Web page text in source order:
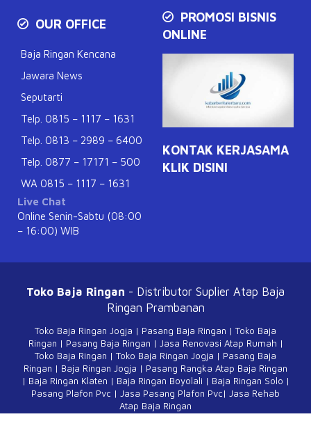
OUR OFFICE
Baja Ringan Kencana
Jawara News
Seputarti
Telp. 0815 – 1117 – 1631
Telp. 0813 – 2989 – 6400
Telp. 0877 – 17171 – 500
WA 0815 – 1117 – 1631
Live Chat
Online Senin-Sabtu (08:00
– 16:00) WIB
PROMOSI BISNIS
ONLINE
KONTAK KERJASAMA
KLIK DISINI
Toko Baja Ringan - Distributor Suplier Atap Baja
Ringan Prambanan
Toko Baja Ringan Jogja | Pasang Baja Ringan | Toko Baja
Ringan | Pasang Baja Ringan | Jasa Renovasi Atap Rumah |
Toko Baja Ringan | Toko Baja Ringan Jogja | Pasang Baja
Ringan | Baja Ringan Jogja | Pasang Rangka Atap Baja Ringan
| Baja Ringan Klaten | Baja Ringan Boyolali | Baja Ringan Solo |
Pasang Plafon Pvc | Jasa Pasang Plafon Pvc| Jasa Rehab
Atap Baja Ringan